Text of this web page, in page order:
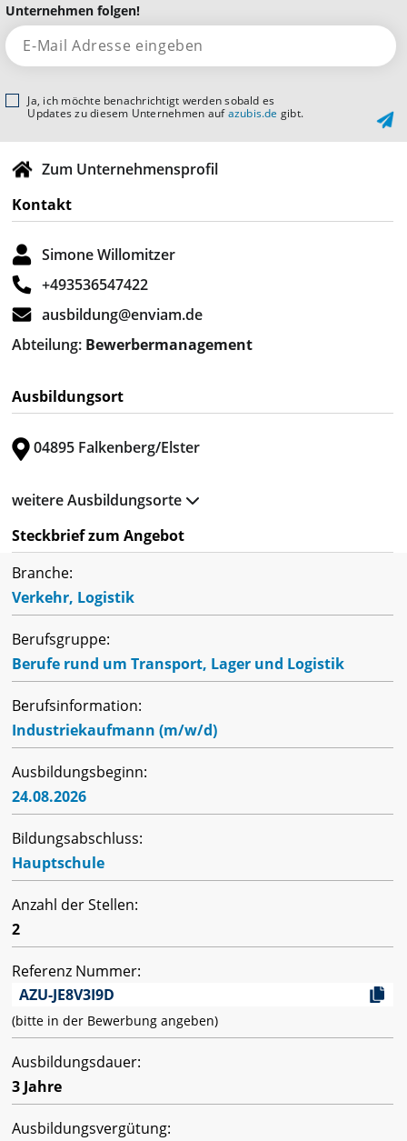
Unternehmen folgen!
Ja, ich möchte benachrichtigt werden sobald es
Updates zu diesem Unternehmen aufazubis.de gibt.
Zum Unternehmensprofil
Kontakt
Simone Willomitzer
+493536547422
ausbildung@enviam.de
Abteilung: Bewerbermanagement
Ausbildungsort
04895 Falkenberg/Elster
weitere Ausbildungsorte
Steckbrief zum Angebot
Branche:
Verkehr, Logistik
Berufsgruppe:
Berufe rund um Transport, Lager und Logistik
Berufsinformation:
Industriekaufmann (m/w/d)
Ausbildungsbeginn:
24.08.2026
Bildungsabschluss:
Hauptschule
Anzahl der Stellen:
2
Referenz Nummer:
AZU-JE8V3I9D
(bitte in der Bewerbung angeben)
Ausbildungsdauer:
3 Jahre
Ausbildungsvergütung: